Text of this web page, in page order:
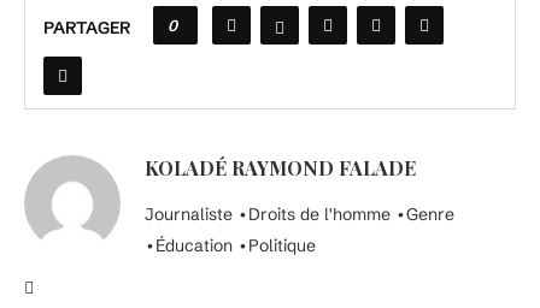
PARTAGER 0
KOLADÉ RAYMOND FALADE
Journaliste •Droits de l'homme •Genre
•Éducation •Politique